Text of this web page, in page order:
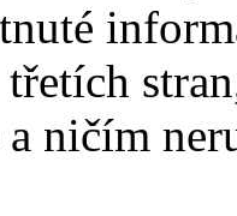
ničím